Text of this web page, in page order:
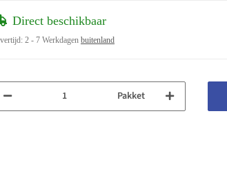
Direct beschikbaar
2 - 7 Werkdagen buitenland
Pakket